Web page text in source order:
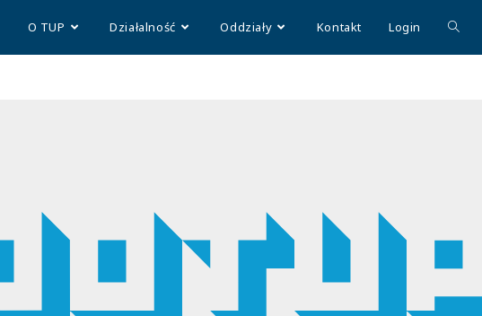
O TUP Działalność Oddziały Kontakt Login